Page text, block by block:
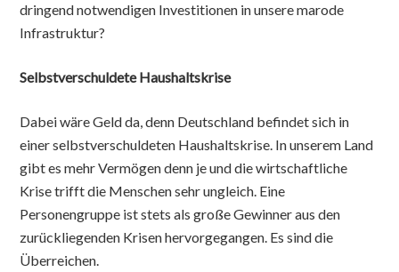
dringend notwendigen Investitionen in unsere marode
Infrastruktur?
Selbstverschuldete Haushaltskrise
Dabei wäre Geld da, denn Deutschland befindet sich in
einer selbstverschuldeten Haushaltskrise. In unserem Land
gibt es mehr Vermögen denn je und die wirtschaftliche
Krise trifft die Menschen sehr ungleich. Eine
Personengruppe ist stets als große Gewinner aus den
zurückliegenden Krisen hervorgegangen. Es sind die
Überreichen.